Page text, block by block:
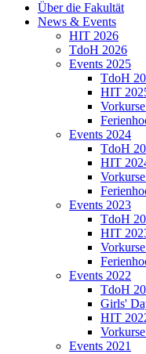
Über die Fakultät
News & Events
HIT 2026
TdoH 2026
Events 2025
TdoH
HIT
Events 2024
TdoH
HIT
Events 2023
TdoH
HIT
Events 2022
TdoH
Girls'
HIT
Events 2021